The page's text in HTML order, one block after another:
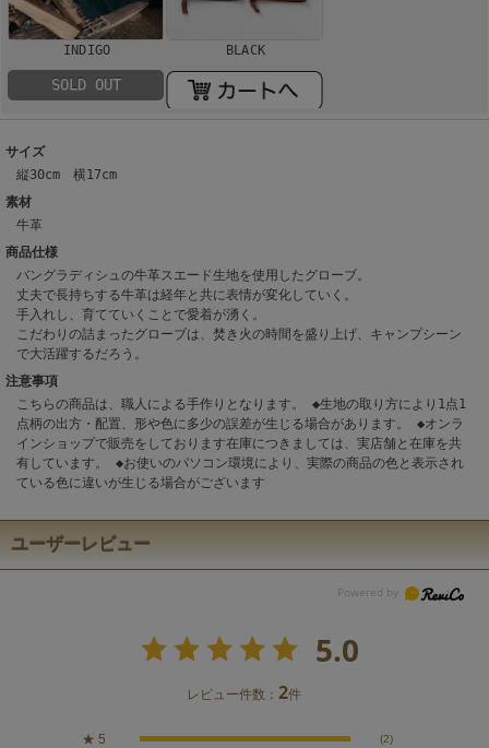
INDIGO
SOLD OUT
BLACK
サイズ
縦30cm 横17cm
素材
牛革
商品仕様
バングラディシュの牛革スエード生地を使用したグローブ。
丈夫で長持ちする牛革は経年と共に表情が変化していく。
手入れし、育てていくことで愛着が湧く。
こだわりの詰まったグローブは、焚き火の時間を盛り上げ、キャンプシーン
で大活躍するだろう。
注意事項
こちらの商品は、職人による手作りとなります。 ◆生地の取り方により1点1
点柄の出方・配置、形や色に多少の誤差が生じる場合があります。 ◆オンラ
インショップで販売をしております在庫につきましては、実店舗と在庫を共
有しています。 ◆お使いのパソコン環境により、実際の商品の色と表示され
ている色に違いが生じる場合がございます
ユーザーレビュー
5.0
レビュー件数：2件
★ 5 (2)